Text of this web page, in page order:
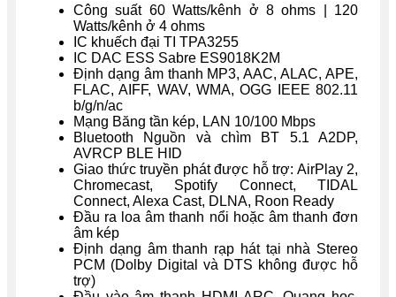
Công suất 60 Watts/kênh ở 8 ohms | 120
Watts/kênh ở 4 ohms
IC khuếch đại TI TPA3255
IC DAC ESS Sabre ES9018K2M
Định dạng âm thanh MP3, AAC, ALAC, APE,
FLAC, AIFF, WAV, WMA, OGG IEEE 802.11
b/g/n/ac
Mạng Băng tần kép, LAN 10/100 Mbps
Bluetooth Nguồn và chìm BT 5.1 A2DP,
AVRCP BLE HID
Giao thức truyền phát được hỗ trợ: AirPlay 2,
Chromecast, Spotify Connect, TIDAL
Connect, Alexa Cast, DLNA, Roon Ready
Đầu ra loa âm thanh nổi hoặc âm thanh đơn
âm kép
Định dạng âm thanh rạp hát tại nhà Stereo
PCM (Dolby Digital và DTS không được hỗ
trợ)